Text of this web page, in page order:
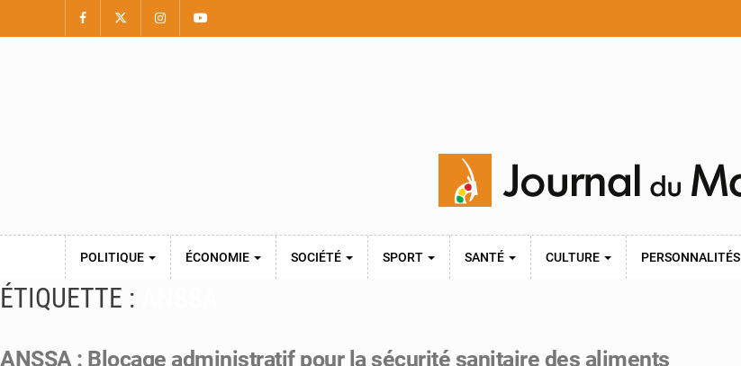
POLITIQUE ÉCONOMIE SOCIÉTÉ SPORT SANTÉ CULTURE PERSONNALITÉS
ÉTIQUETTE :
ANSSA : Blocage administratif pour la sécurité sanitaire des aliments